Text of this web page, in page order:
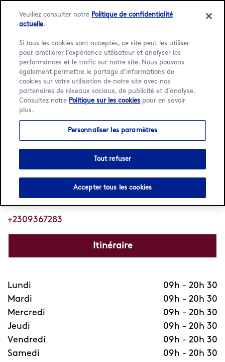
Language:English Français
Accueil / Localisateur / Tamarin / London Black River
Häagen-Dazs London Black
River
Ferme à 20 h:30
London Black River SuperMarket
Tamarin,
+2309367283
Itinéraire
Lundi 09h - 20h 30
Mardi
09h - 20h 30
Mercredi
09h - 20h 30
Jeudi
09h - 20h 30
Vendredi
09h - 20h 30
Samedi
09h - 20h 30
Veuillez consulter notre Politique de confidentialité
actuelle.
Si tous les cookies sont acceptés, ce site peut les utiliser
pour améliorer l’expérience utilisateur et analyser les
performances et le trafic sur notre site. Nous pouvons
également permettre le partage d’informations de
cookies sur votre utilisation de notre site avec nos
partenaires de réseaux sociaux, de publicité et d’analyse.
Consultez notre Politique sur les cookies pour en savoir
plus.
Personnaliser les paramètres
Tout refuser
Accepter tous les cookies